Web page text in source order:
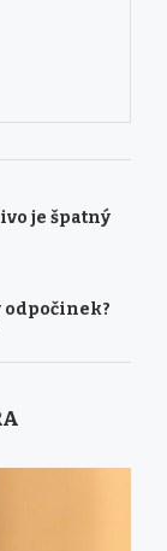
je špatný
odpočinek?